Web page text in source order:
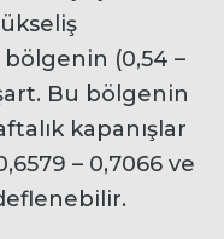
(0,54 –
şart. Bu bölgenin
kapanışlar
– 0,7066 ve